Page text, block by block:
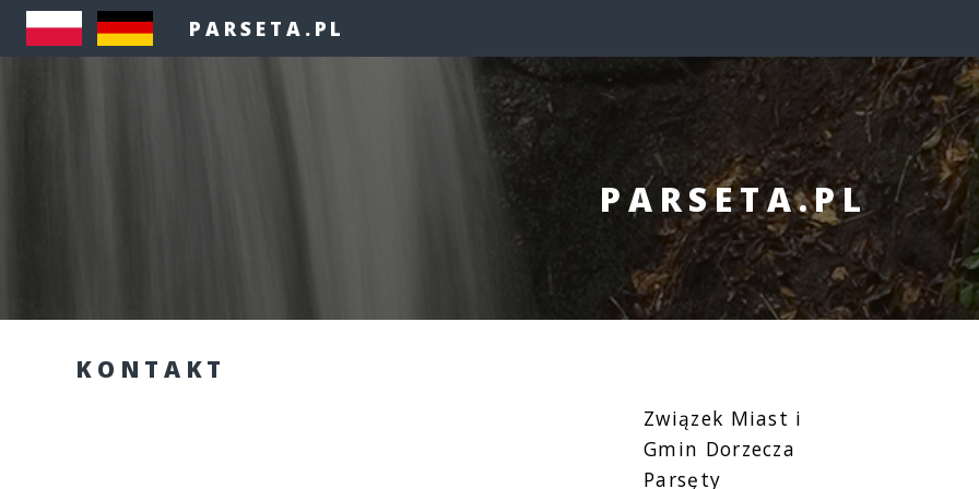
PARSETA.PL
PARSETA.PL
KONTAKT
Związek Miast i
Gmin Dorzecza
Parsęty